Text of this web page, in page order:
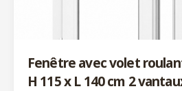
Fenêtre avec volet
H 115 x L 140 cm 2